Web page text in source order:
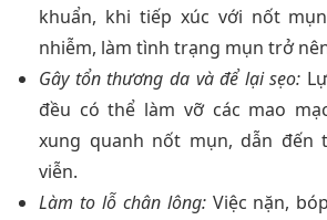
khuẩn, khi tiếp xúc với nốt
nhiễm, làm tình trạng mụn trở
Gây tổn thương da và để lại sẹo:
đều có thể làm vỡ các mao
xung quanh nốt mụn, dẫn đến
viễn.
Làm to lỗ chân lông:Việc nặn,